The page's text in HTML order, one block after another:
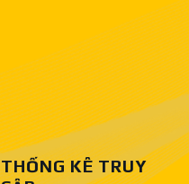
THỐNG KÊ TRUY